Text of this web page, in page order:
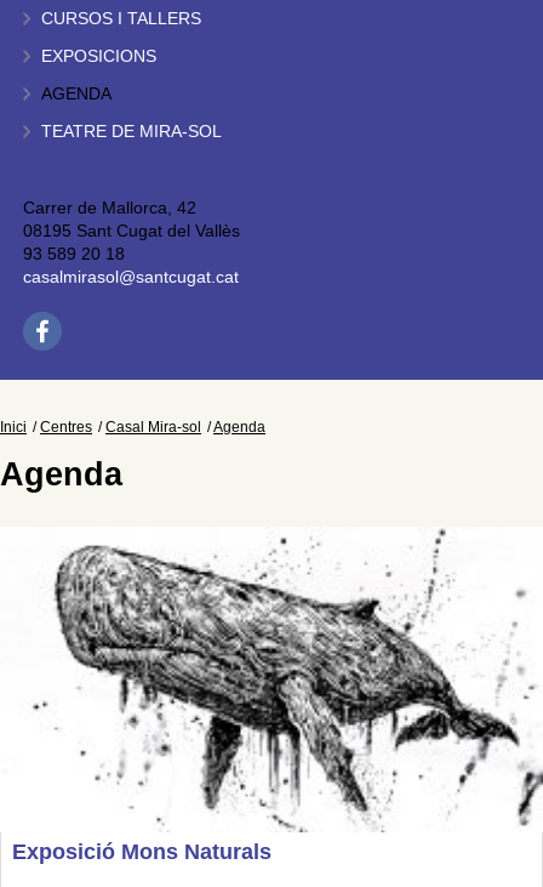
CURSOS I TALLERS
EXPOSICIONS
AGENDA
TEATRE DE MIRA-SOL
Carrer de Mallorca, 42
08195 Sant Cugat del Vallès
93 589 20 18
casalmirasol@santcugat.cat
Inici Centres Casal Mira-sol Agenda
Agenda
Exposició Mons Naturals